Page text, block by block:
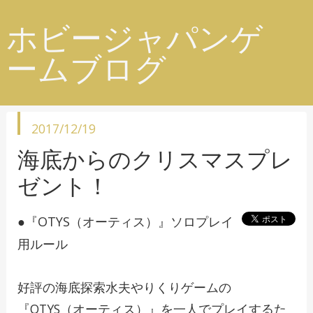
ホビージャパンゲ
ームブログ
投
日
2017/12/19
海底からのクリスマスプレ
ゼント！
●『OTYS（オーティス）』ソロプレイ
用ルール
好評の海底探索水夫やりくりゲームの
『OTYS（オーティス）』を一人でプレイするた